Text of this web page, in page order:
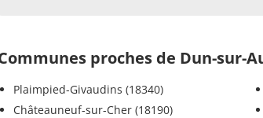
proches de Dun-sur-
Plaimpied-Givaudins (18340)
Châteauneuf-sur-Cher (18190)